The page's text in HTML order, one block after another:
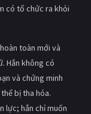
có tổ chức ra khỏi
toàn mới và
Hắn không có
và chứng minh
bị tha hóa.
lực; hắn chỉ muốn